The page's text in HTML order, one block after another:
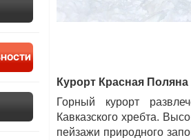
Курорт Красная
Горный курорт
Кавказского хребта.
пейзажи природного